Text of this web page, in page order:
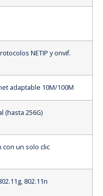
NETIP y onvif.
adaptable 10M/100M
(hasta 256G)
con un solo clic
802.11n